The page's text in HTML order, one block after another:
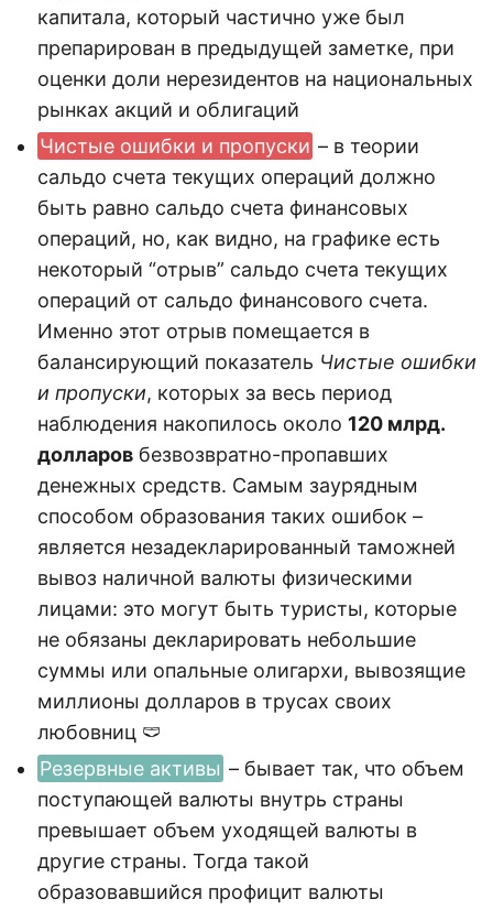
капитала, который частично уже был
препарирован в предыдущей заметке, при
оценки доли нерезидентов на национальных
рынках акций и облигаций
Чистые ошибки и пропуски – в теории
сальдо счета текущих операций должно
быть равно сальдо счета финансовых
операций, но, как видно, на графике есть
некоторый “отрыв” сальдо счета текущих
операций от сальдо финансового счета.
Именно этот отрыв помещается в
балансирующий показатель Чистые ошибки
и пропуски, которых за весь период
наблюдения накопилось около 120 млрд.
долларов безвозвратно-пропавших
денежных средств. Самым заурядным
способом образования таких ошибок –
является незадекларированный таможней
вывоз наличной валюты физическими
лицами: это могут быть туристы, которые
не обязаны декларировать небольшие
суммы или опальные олигархи, вывозящие
миллионы долларов в трусах своих
любовниц 🩲
Резервные активы – бывает так, что объем
поступающей валюты внутрь страны
превышает объем уходящей валюты в
другие страны. Тогда такой
образовавшийся профицит валюты